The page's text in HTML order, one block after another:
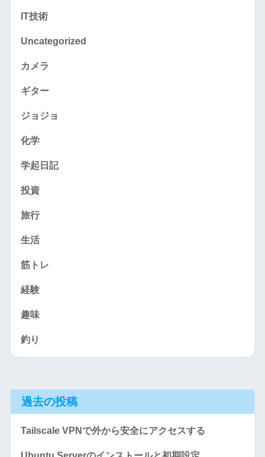
IT技術
Uncategorized
カメラ
ギター
ジョジョ
化学
学起日記
投資
旅行
生活
筋トレ
経験
趣味
釣り
過去の投稿
Tailscale VPNで外から安全にアクセスする